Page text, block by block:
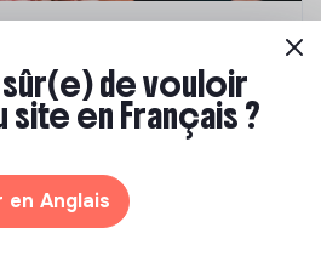
en rénovation
de vouloir
en Français ?
en Anglais